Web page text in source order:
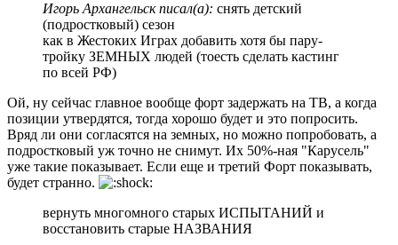
Игорь Архангельск писал(а): снять детский
(подростковый) сезон
как в Жестоких Играх добавить хотя бы пару-
тройку ЗЕМНЫХ людей (тоесть сделать кастинг
по всей РФ)
Ой, ну сейчас главное вообще форт задержать на ТВ, а когда
позиции утвердятся, тогда хорошо будет и это попросить.
Вряд ли они согласятся на земных, но можно попробовать, а
подростковый уж точно не снимут. Их 50%-ная "Карусель"
уже такие показывает. Если еще и третий Форт показывать,
будет странно.
вернуть многомного старых ИСПЫТАНИЙ и
восстановить старые НАЗВАНИЯ